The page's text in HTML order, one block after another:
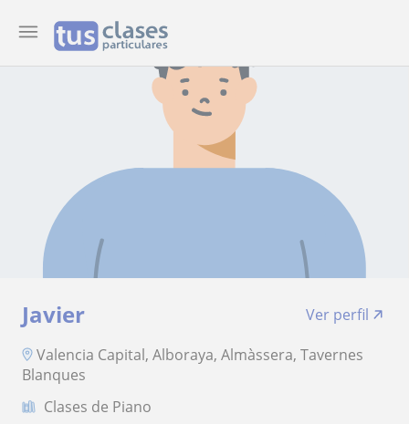
Javier
Ver perfil
Valencia Capital, Alboraya, Almàssera, Tavernes
Blanques
Clases de Piano